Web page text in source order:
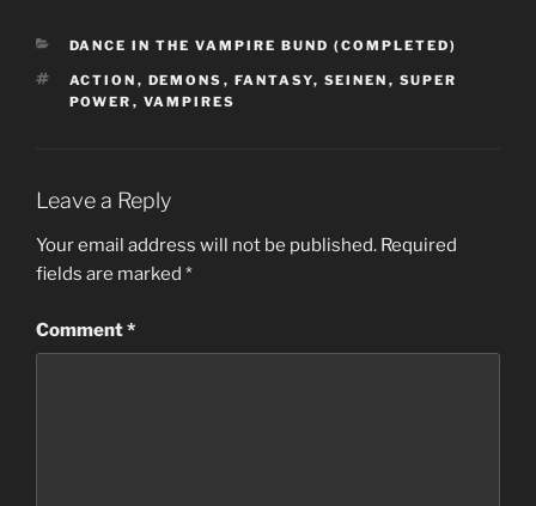
CATEGORIES
DANCE IN THE VAMPIRE BUND (COMPLETED)
TAGS
ACTION , DEMONS , FANTASY, SEINEN , SUPER
POWER , VAMPIRES
Leave a Reply
Your email address will not be published. Required
fields are marked *
Comment*